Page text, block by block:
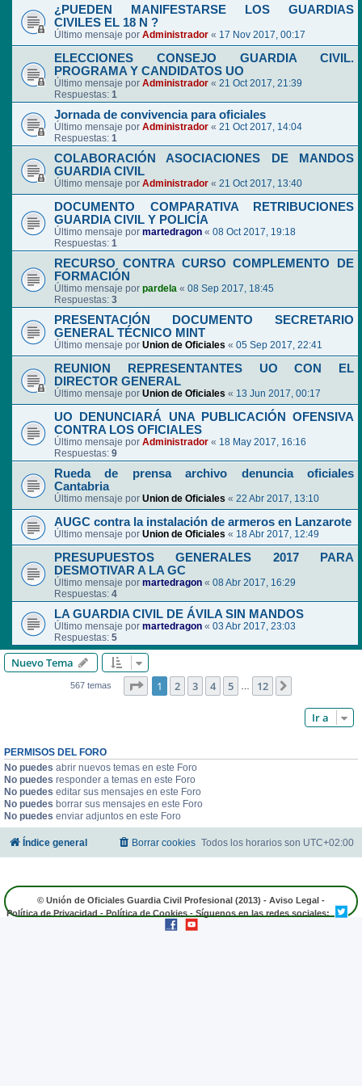
¿PUEDEN MANIFESTARSE LOS GUARDIAS
CIVILES EL 18 N ?
Último mensaje por Administrador « 17 Nov 2017, 00:17
ELECCIONES CONSEJO GUARDIA CIVIL.
PROGRAMA Y CANDIDATOS UO
Último mensaje por Administrador « 21 Oct 2017, 21:39
Respuestas: 1
Jornada de convivencia para oficiales
Último mensaje por Administrador « 21 Oct 2017, 14:04
Respuestas: 1
COLABORACIÓN ASOCIACIONES DE MANDOS
GUARDIA CIVIL
Último mensaje por Administrador « 21 Oct 2017, 13:40
DOCUMENTO COMPARATIVA RETRIBUCIONES
GUARDIA CIVIL Y POLICÍA
Último mensaje por martedragon « 08 Oct 2017, 19:18
Respuestas: 1
RECURSO CONTRA CURSO COMPLEMENTO DE
FORMACIÓN
Último mensaje por pardela « 08 Sep 2017, 18:45
Respuestas: 3
PRESENTACIÓN DOCUMENTO SECRETARIO
GENERAL TÉCNICO MINT
Último mensaje por Union de Oficiales « 05 Sep 2017, 22:41
REUNION REPRESENTANTES UO CON EL
DIRECTOR GENERAL
Último mensaje por Union de Oficiales « 13 Jun 2017, 00:17
UO DENUNCIARÁ UNA PUBLICACIÓN OFENSIVA
CONTRA LOS OFICIALES
Último mensaje por Administrador « 18 May 2017, 16:16
Respuestas: 9
Rueda de prensa archivo denuncia oficiales
Cantabria
Último mensaje por Union de Oficiales « 22 Abr 2017, 13:10
AUGC contra la instalación de armeros en Lanzarote
Último mensaje por Union de Oficiales « 18 Abr 2017, 12:49
PRESUPUESTOS GENERALES 2017 PARA
DESMOTIVAR A LA GC
Último mensaje por martedragon « 08 Abr 2017, 16:29
Respuestas: 4
LA GUARDIA CIVIL DE ÁVILA SIN MANDOS
Último mensaje por martedragon « 03 Abr 2017, 23:03
Respuestas: 5
Nuevo Tema
567 temas Página de 12
1 2 3 4 5 … 12
Ir a
PERMISOS DEL FORO
No puedes abrir nuevos temas en este Foro
No puedes responder a temas en este Foro
No puedes editar sus mensajes en este Foro
No puedes borrar sus mensajes en este Foro
No puedes enviar adjuntos en este Foro
Índice general Todos los horarios son UTC+02:00
Borrar cookies
© Unión de Oficiales Guardia Civil Profesional (2013) - Aviso Legal -
Política de Privacidad-Política de Cookies- Síguenos en las redes sociales: